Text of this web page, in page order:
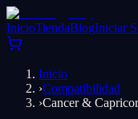
InicioTiendaBlogIniciar
Inicio
›Compatibilidad
›Cancer &